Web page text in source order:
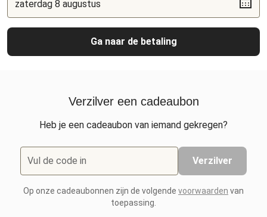
Ga naar de betaling
Verzilver een cadeaubon
Heb je een cadeaubon van iemand gekregen?
Vul de code in Verzilver
Op onze cadeaubonnen zijn de volgende voorwaarden van
toepassing.